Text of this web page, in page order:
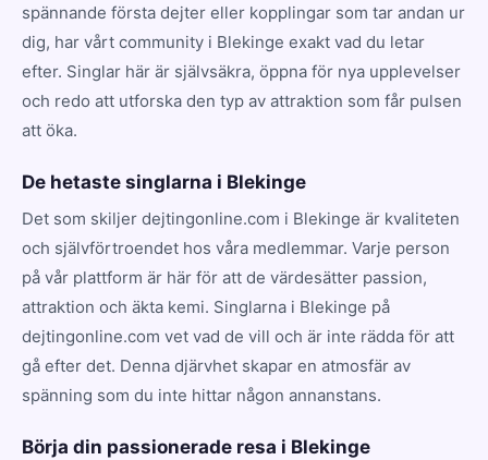
spännande första dejter eller kopplingar som tar andan ur
dig, har vårt community i Blekinge exakt vad du letar
efter. Singlar här är självsäkra, öppna för nya upplevelser
och redo att utforska den typ av attraktion som får pulsen
att öka.
De hetaste singlarna i Blekinge
Det som skiljer dejtingonline.com i Blekinge är kvaliteten
och självförtroendet hos våra medlemmar. Varje person
på vår plattform är här för att de värdesätter passion,
attraktion och äkta kemi. Singlarna i Blekinge på
dejtingonline.com vet vad de vill och är inte rädda för att
gå efter det. Denna djärvhet skapar en atmosfär av
spänning som du inte hittar någon annanstans.
Börja din passionerade resa i Blekinge